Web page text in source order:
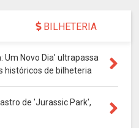
BILHETERIA
Um Novo Dia' ultrapassa
históricos de bilheteria
de 'Jurassic Park',